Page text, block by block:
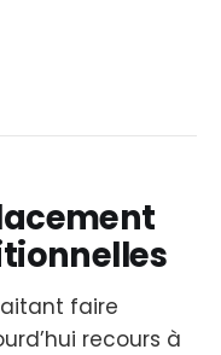
faire
recours à